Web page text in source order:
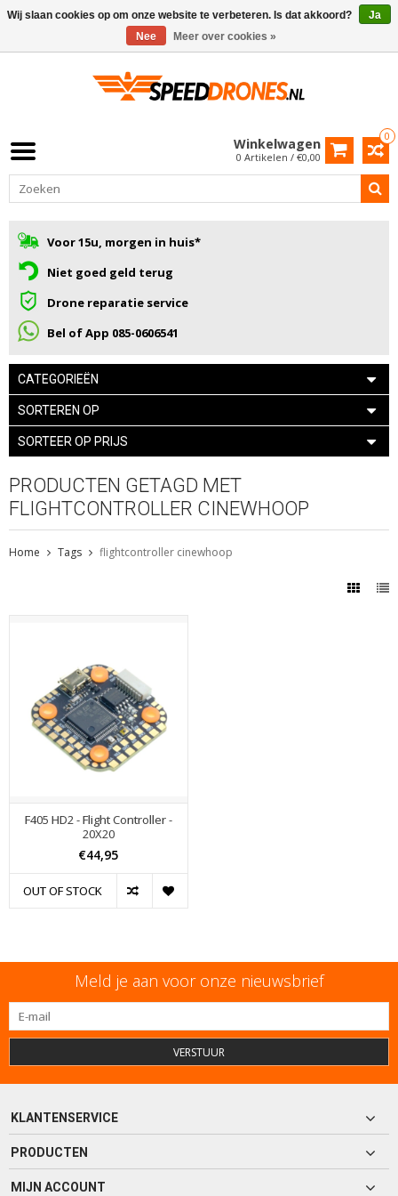
0
Winkelwagen
0 Artikelen / €0,00
Voor 15u, morgen in huis*
Niet goed geld terug
Drone reparatie service
Bel of App 085-0606541
CATEGORIEËN
SORTEREN OP
SORTEER OP PRIJS
PRODUCTEN GETAGD MET
FLIGHTCONTROLLER CINEWHOOP
Home Tags flightcontroller cinewhoop
F405 HD2 - Flight Controller -
20X20
€44,95
OUT OF STOCK
Meld je aan voor onze nieuwsbrief
VERSTUUR
KLANTENSERVICE
PRODUCTEN
MIJN ACCOUNT
Wij slaan cookies op om onze website te verbeteren. Is dat akkoord?
Ja
Nee
Meer over cookies »